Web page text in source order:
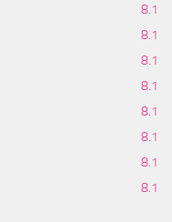
8.1
8.1
8.1
8.1
8.1
8.1
8.1
8.1